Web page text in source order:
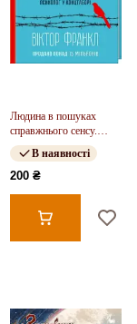
Людина в пошуках
справжнього сенсу.
Психолог у концтаборі
В наявності
200 ₴